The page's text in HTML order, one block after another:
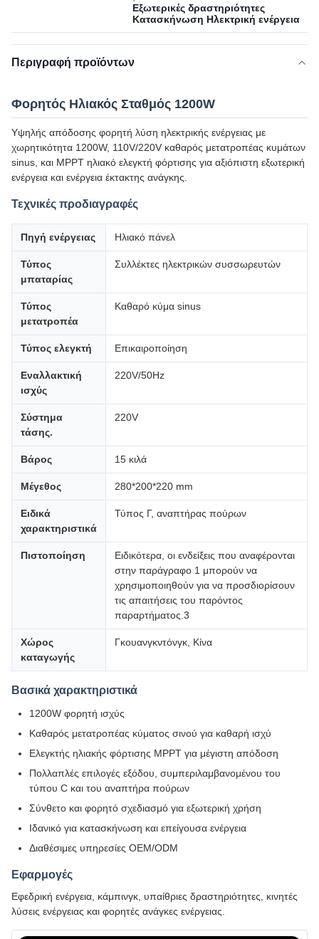
Εξωτερικές δραστηριότητες
Κατασκήνωση Ηλεκτρική ενέργεια
Περιγραφή προϊόντων
Φορητός Ηλιακός Σταθμός 1200W
Υψηλής απόδοσης φορητή λύση ηλεκτρικής ενέργειας με
χωρητικότητα 1200W, 110V/220V καθαρός μετατροπέας κυμάτων
sinus, και MPPT ηλιακό ελεγκτή φόρτισης για αξιόπιστη εξωτερική
ενέργεια και ενέργεια έκτακτης ανάγκης.
Τεχνικές προδιαγραφές
Πηγή ενέργειας Ηλιακό πάνελ
Τύπος
μπαταρίας
Συλλέκτες ηλεκτρικών συσσωρευτών
Τύπος
μετατροπέα
Καθαρό κύμα sinus
Τύπος ελεγκτή Επικαιροποίηση
Εναλλακτική
ισχύς
220V/50Hz
Σύστημα
τάσης.
220V
Βάρος 15 κιλά
Μέγεθος 280*200*220 mm
Ειδικά
χαρακτηριστικά
Τύπος Γ, αναπτήρας πούρων
Πιστοποίηση
Ειδικότερα, οι ενδείξεις που αναφέρονται
στην παράγραφο 1 μπορούν να
χρησιμοποιηθούν για να προσδιορίσουν
τις απαιτήσεις του παρόντος
παραρτήματος.3
Χώρος
καταγωγής
Γκουανγκντόνγκ, Κίνα
Βασικά χαρακτηριστικά
1200W φορητή ισχύς
Καθαρός μετατροπέας κύματος σινού για καθαρή ισχύ
Ελεγκτής ηλιακής φόρτισης MPPT για μέγιστη απόδοση
Πολλαπλές επιλογές εξόδου, συμπεριλαμβανομένου του
τύπου C και του αναπτήρα πούρων
Σύνθετο και φορητό σχεδιασμό για εξωτερική χρήση
Ιδανικό για κατασκήνωση και επείγουσα ενέργεια
Διαθέσιμες υπηρεσίες OEM/ODM
Εφαρμογές
Εφεδρική ενέργεια, κάμπινγκ, υπαίθριες δραστηριότητες, κινητές
λύσεις ενέργειας και φορητές ανάγκες ενέργειας.